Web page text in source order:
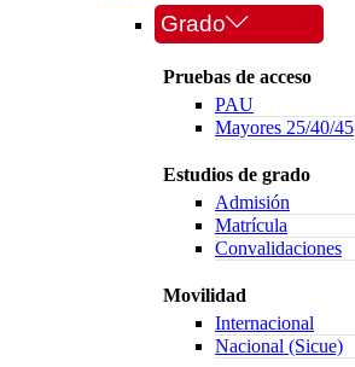
Grado
Pruebas de acceso
PAU
Mayores 25/40/45
Estudios de grado
Admisión
Matrícula
Convalidaciones
Movilidad
Internacional
Nacional (Sicue)